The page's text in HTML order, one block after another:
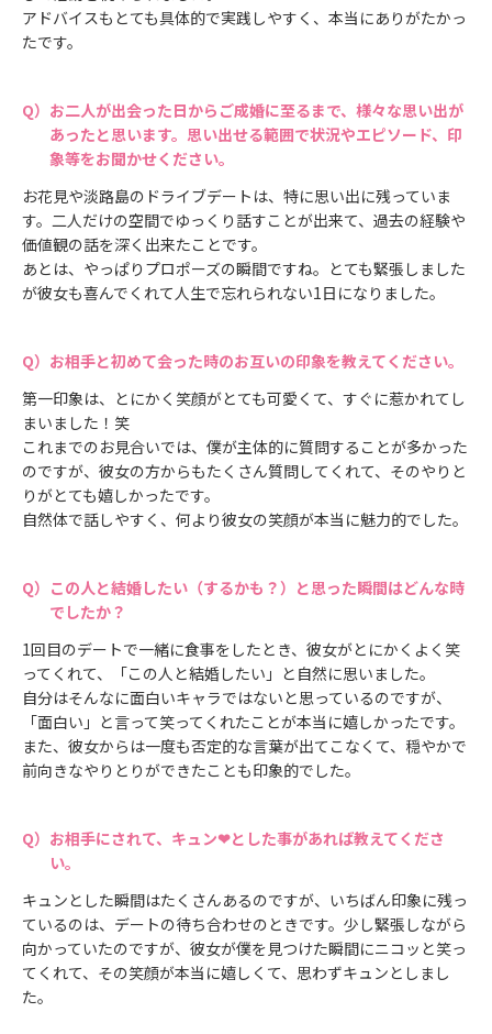
アドバイスもとても具体的で実践しやすく、本当にありがたかっ
たです。
お二人が出会った日からご成婚に至るまで、様々な思い出が
あったと思います。思い出せる範囲で状況やエピソード、印
象等をお聞かせください。
お花見や淡路島のドライブデートは、特に思い出に残っていま
す。二人だけの空間でゆっくり話すことが出来て、過去の経験や
価値観の話を深く出来たことです。
あとは、やっぱりプロポーズの瞬間ですね。とても緊張しました
が彼女も喜んでくれて人生で忘れられない1日になりました。
お相手と初めて会った時のお互いの印象を教えてください。
第一印象は、とにかく笑顔がとても可愛くて、すぐに惹かれてし
まいました！笑
これまでのお見合いでは、僕が主体的に質問することが多かった
のですが、彼女の方からもたくさん質問してくれて、そのやりと
りがとても嬉しかったです。
自然体で話しやすく、何より彼女の笑顔が本当に魅力的でした。
この人と結婚したい（するかも？）と思った瞬間はどんな時
でしたか？
1回目のデートで一緒に食事をしたとき、彼女がとにかくよく笑
ってくれて、「この人と結婚したい」と自然に思いました。
自分はそんなに面白いキャラではないと思っているのですが、
「面白い」と言って笑ってくれたことが本当に嬉しかったです。
また、彼女からは一度も否定的な言葉が出てこなくて、穏やかで
前向きなやりとりができたことも印象的でした。
お相手にされて、キュン❤とした事があれば教えてくださ
い。
キュンとした瞬間はたくさんあるのですが、いちばん印象に残っ
ているのは、デートの待ち合わせのときです。少し緊張しながら
向かっていたのですが、彼女が僕を見つけた瞬間にニコッと笑っ
てくれて、その笑顔が本当に嬉しくて、思わずキュンとしまし
た。